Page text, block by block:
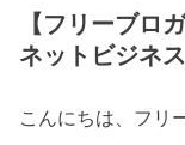
【フリーブロ
ネットビジネ
こんにちは、フリ